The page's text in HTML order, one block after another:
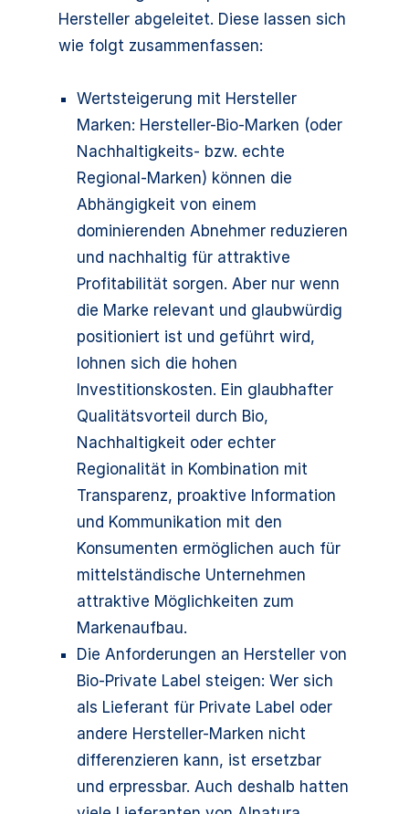
Hersteller abgeleitet. Diese lassen sich
wie folgt zusammenfassen:
Wertsteigerung mit Hersteller
Marken: Hersteller-Bio-Marken (oder
Nachhaltigkeits- bzw. echte
Regional-Marken) können die
Abhängigkeit von einem
dominierenden Abnehmer reduzieren
und nachhaltig für attraktive
Profitabilität sorgen. Aber nur wenn
die Marke relevant und glaubwürdig
positioniert ist und geführt wird,
lohnen sich die hohen
Investitionskosten. Ein glaubhafter
Qualitätsvorteil durch Bio,
Nachhaltigkeit oder echter
Regionalität in Kombination mit
Transparenz, proaktive Information
und Kommunikation mit den
Konsumenten ermöglichen auch für
mittelständische Unternehmen
attraktive Möglichkeiten zum
Markenaufbau.
Die Anforderungen an Hersteller von
Bio-Private Label steigen: Wer sich
als Lieferant für Private Label oder
andere Hersteller-Marken nicht
differenzieren kann, ist ersetzbar
und erpressbar. Auch deshalb hatten